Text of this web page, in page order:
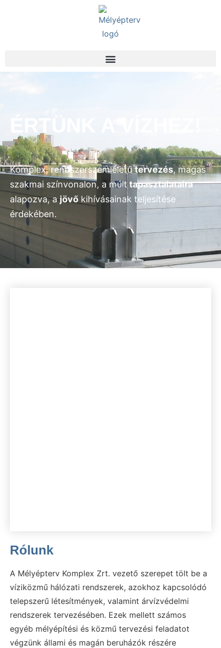
Komplex, rendszerszemléletűtervezés, magas
szakmai színvonalon, a múlttapasztalataira
alapozva, ajövő kihívásainak teljesítése
érdekében.
Rólunk
A Mélyépterv Komplex Zrt. vezető szerepet tölt be a
víziközmű hálózati rendszerek, azokhoz kapcsolódó
telepszerű létesítmények, valamint árvízvédelmi
rendszerek tervezésében. Ezek mellett számos
egyéb mélyépítési és közmű tervezési feladatot
végzünk állami és magán beruházók részére